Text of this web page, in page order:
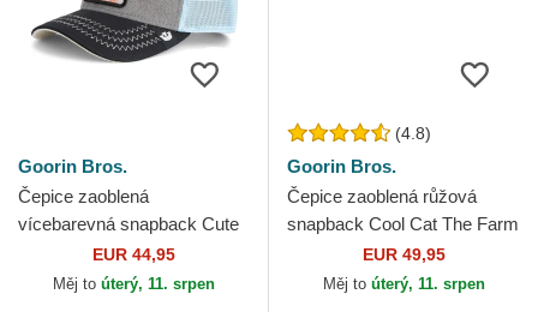
Goorin Bros.
Čepice zaoblená
vícebarevná snapback Cute
Remix The Farm Goorin
Bros.
EUR 44,95
Měj to úterý, 11. srpen
(4.8)
Goorin Bros.
Čepice zaoblená růžová
snapback Cool Cat The Farm
Premium The Farm Goorin
Bros.
EUR 49,95
Měj to úterý, 11. srpen